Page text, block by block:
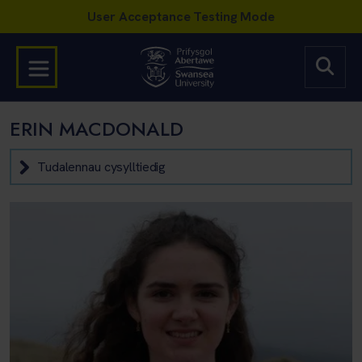
ERIN MACDONALD
Tudalennau cysylltiedig